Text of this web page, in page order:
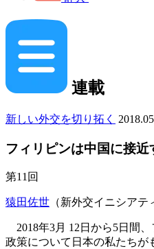
連載
新しい外交を切り拓く
フィリピンは中国に接近
第11回
猿田佐世 （新外交イニシアテ
2018年3月 12日から5日間
政策について日本の私たちが